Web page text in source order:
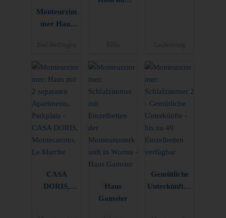
Monteurzim
mer Haus
CASA
DORIS,
Haus
Gamster
Gemütliche
Unterkünfte -